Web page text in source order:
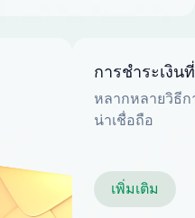
การชำระเงิน
หลากหลายวิธีก
น่าเชื่อถือ
เพิ่มเติม